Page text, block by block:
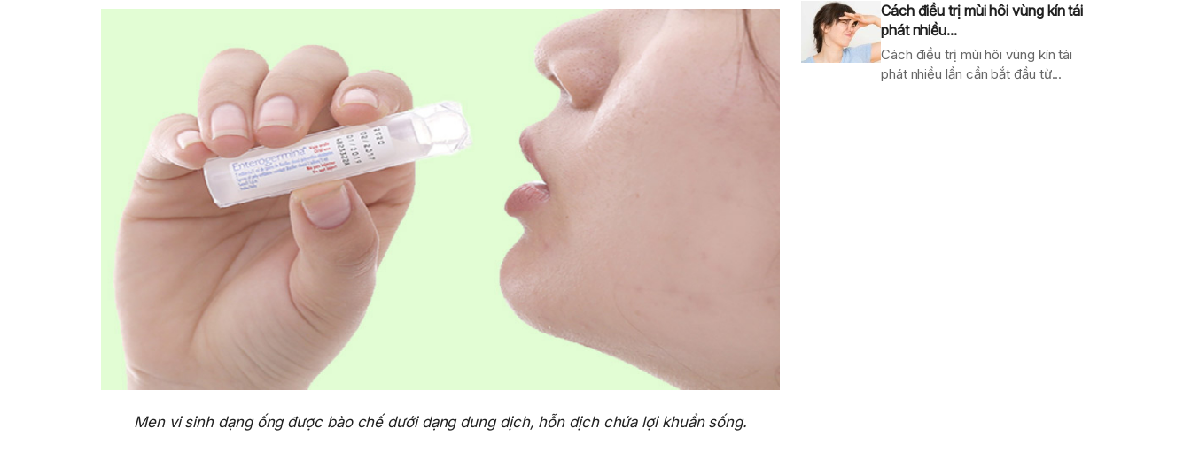
Men vi sinh dạng ống được bào chế dưới dạng dung dịch, hỗn dịch chứa lợi khuẩn sống.
Cách điều trị mùi hôi vùng kín tái
phát nhiều...
Cách điều trị mùi hôi vùng kín tái
phát nhiều lần cần bắt đầu từ...